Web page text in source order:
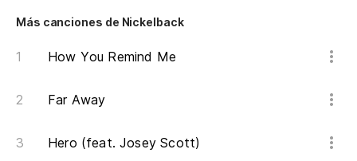
Más canciones de Nickelback
How You Remind Me
Far Away
Hero (feat. Josey Scott)